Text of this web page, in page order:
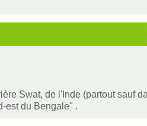
Swat, de l'Inde (partout sauf
est du Bengale" .